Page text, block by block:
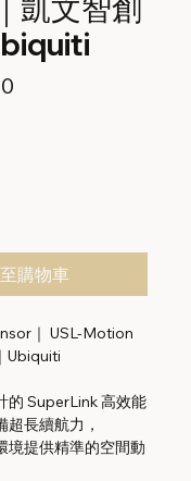
凱文智創
購物車
｜ USL-Motion
Ubiquiti
的 SuperLink 高效能
長續航力，
境提供精準的空間動